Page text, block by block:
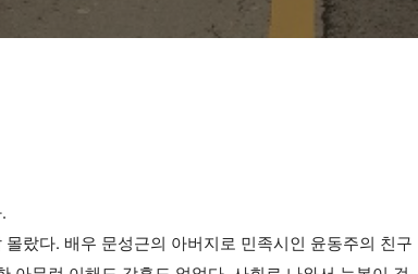
랐다. 배우 문성근의 아버지로 민족시인 윤동주의 친구